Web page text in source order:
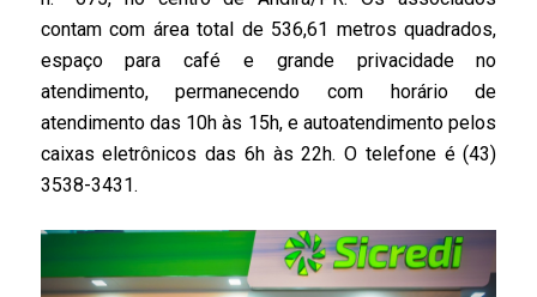
contam com área total de 536,61 metros quadrados,
espaço para café e grande privacidade no
atendimento, permanecendo com horário de
atendimento das 10h às 15h, e autoatendimento pelos
caixas eletrônicos das 6h às 22h. O telefone é (43)
3538-3431.